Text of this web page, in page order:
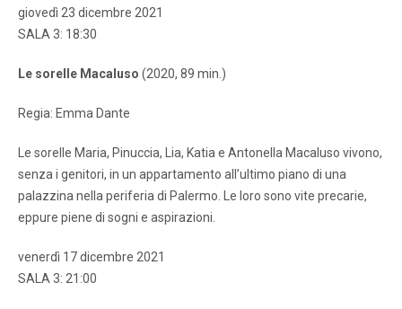
giovedì 23 dicembre 2021
SALA 3: 18:30
Le sorelle Macaluso (2020, 89 min.)
Regia: Emma Dante
Le sorelle Maria, Pinuccia, Lia, Katia e Antonella Macaluso vivono,
senza i genitori, in un appartamento all’ultimo piano di una
palazzina nella periferia di Palermo. Le loro sono vite precarie,
eppure piene di sogni e aspirazioni.
venerdì 17 dicembre 2021
SALA 3: 21:00